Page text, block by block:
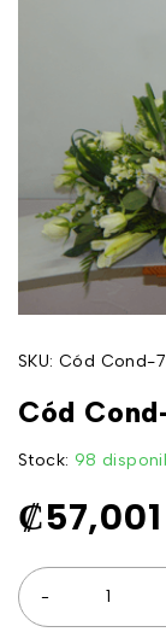
SKU: Cód Cond-
Cód
Stock: 98
₡57,001